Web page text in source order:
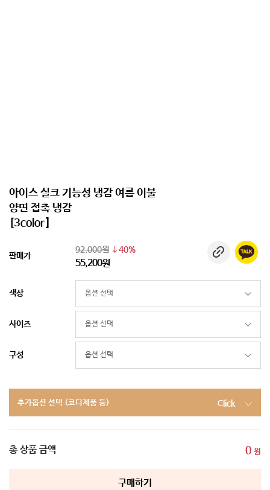
아이스 실크 기능성 냉감 여름 이불
양면 접촉 냉감
[3color]
판매가
92,000원 40%
55,200원
색상
사이즈
구성
추가옵션 선택 (코디제품 등) Click
총 상품 금액 0 원
구매하기